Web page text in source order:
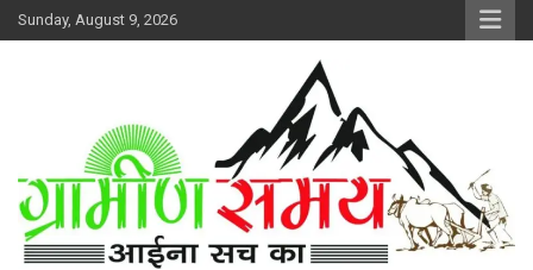
Skip
to
Sunday, August 9, 2026